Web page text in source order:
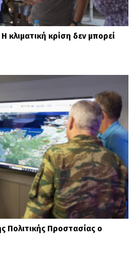
κλιματική κρίση δεν μπορεί
Πολιτικής Προστασίας ο